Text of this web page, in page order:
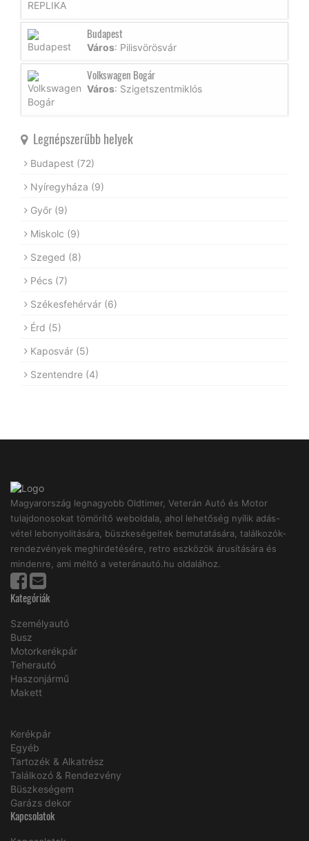
Budapest
Város: Pilisvörösvár
Volkswagen Bogár
Város: Szigetszentmiklós
Legnépszerűbb helyek
Budapest (72)
Nyíregyháza (9)
Győr (9)
Miskolc (9)
Szeged (8)
Pécs (7)
Székesfehérvár (6)
Érd (5)
Kaposvár (5)
Szentendre (4)
Magyarország legnagyobb Oldtimer, Veterán Autó és Motor
tulajdonosokat tömörítő weboldala, ahol lehetőség nyílik adás-
vétel lebonyolitására, büszkeségeitek bemutatására, találkozók-
rendezvények meghirdetésére, retro eszközök árusítására és
mindenre, ami méltó a veteránautó.hu oldalához.
Kategóriák
Személyautó
Busz
Motorkerékpár
Teherautó
Haszonjármű
Makett
Kerékpár
Egyéb
Tartozék & Alkatrész
Találkozó & Rendezvény
Büszkeségem
Garázs dekor
Kapcsolatok